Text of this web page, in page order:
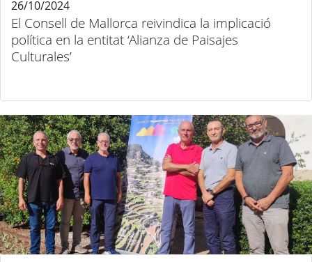
El Consell de Mallorca reivindica la implicació
política en la entitat ‘Alianza de Paisajes
Culturales’
26/10/2024